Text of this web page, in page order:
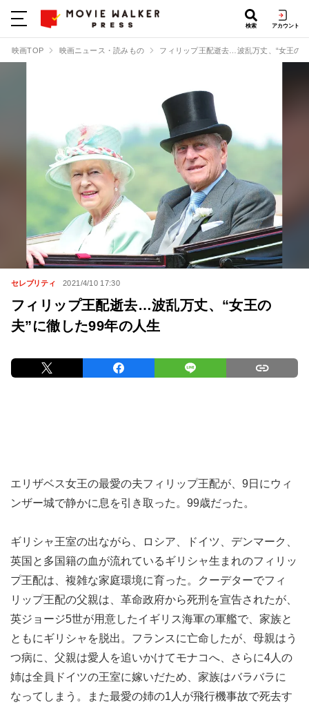
検索 アカウント
映画TOP 映画ニュース・読みもの フィリップ王配逝去…波乱万丈、“女王の
セレブリティ 2021/4/10 17:30
フィリップ王配逝去…波乱万丈、“女王の
夫”に徹した99年の人生
エリザベス女王の最愛の夫フィリップ王配が、9日にウィ
ンザー城で静かに息を引き取った。99歳だった。
ギリシャ王室の出ながら、ロシア、ドイツ、デンマーク、
英国と多国籍の血が流れているギリシャ生まれのフィリッ
プ王配は、複雑な家庭環境に育った。クーデターでフィ
リップ王配の父親は、革命政府から死刑を宣告されたが、
英ジョージ5世が用意したイギリス海軍の軍艦で、家族と
ともにギリシャを脱出。フランスに亡命したが、母親はう
つ病に、父親は愛人を追いかけてモナコへ、さらに4人の
姉は全員ドイツの王室に嫁いだため、家族はバラバラに
なってしまう。また最愛の姉の1人が飛行機事故で死去す